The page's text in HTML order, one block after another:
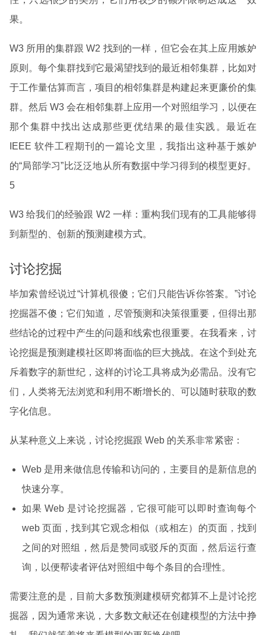
果。
W3 所用的集群跟 W2 找到的一样，但它会在其上应用嫉妒
原则。每个集群找到它最渴望找到的最近相邻集群，比如对
于工作量估算而言，项目的相邻集群是构建起来更廉价的集
群。然后 W3 会在相邻集群上应用一个对照组学习，以便在
那个集群中找出达成那些更优结果的最佳实践。最近在
IEEE 软件工程期刊的一篇论文里，我指出这种基于嫉妒
的“局部学习”比泛泛地从所有数据中学习得到的模型更好。
5
W3 给我们的经验跟 W2 一样：重构我们现有的工具能够得
到新型的、创新的预测建模方式。
讨论挖掘
毕加索曾经说过“计算机很傻；它们只能告诉你答案。”讨论
挖掘器不傻；它们知道，尽管预测和决策很重要，但得出那
些结论的过程中产生的问题和线索也很重要。在我看来，讨
论挖掘是预测建模社区即将面临的巨大挑战。在这个到处充
斥着数字的新世纪，这样的讨论工具将成为必需品。没有它
们，人类将无法浏览和利用不断增长的、可以随时获取的数
字化信息。
从某种意义上来说，讨论挖掘跟 Web 的关系非常紧密：
Web 是用来做信息传输和访问的，主要目的是新信息的
快速分享。
如果 Web 是讨论挖掘器，它很可能可以即时查询每个
web 页面，找到其它观念相似（或相左）的页面，找到
之间的对照组，然后是赞同或驳斥的页面，然后运行查
询，以便帮读者评估对照组中每个条目的合理性。
需要注意的是，目前大多数预测建模研究都算不上是讨论挖
掘器，因为通常来说，大多数文献还在创建模型的方法中挣